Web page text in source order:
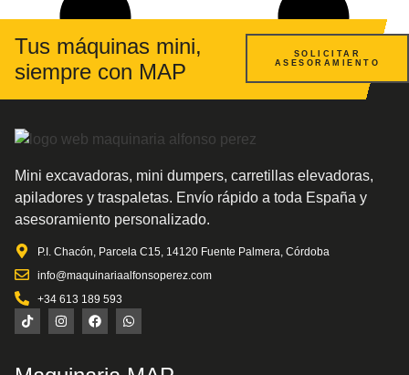
Tus máquinas mini,
siempre con MAP
SOLICITAR
ASESORAMIENTO
Mini excavadoras, mini dumpers, carretillas elevadoras,
apiladores y traspaletas. Envío rápido a toda España y
asesoramiento personalizado.
P.I. Chacón, Parcela C15, 14120 Fuente Palmera, Córdoba
info@maquinariaalfonsoperez.com
+34 613 189 593